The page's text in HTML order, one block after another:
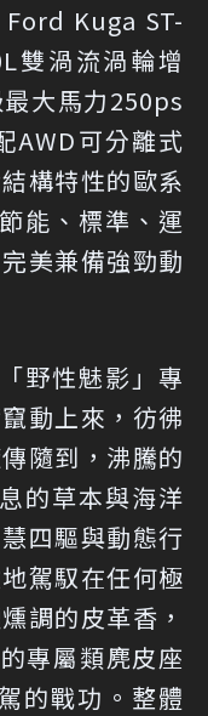
Kuga ST-
雙渦流渦輪增
大馬力250ps
AWD可分離式
構特性的歐系
能、標準、運
美兼備強勁動
野性魅影」專
動上來，彷彿
隨到，沸騰的
的草本與海洋
四驅與動態行
駕馭在任何極
調的皮革香，
專屬類麂皮座
的戰功。整體